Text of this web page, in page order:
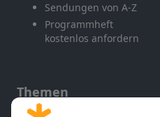
Sendungen von A-Z
Programmheft
kostenlos anfordern
Themen